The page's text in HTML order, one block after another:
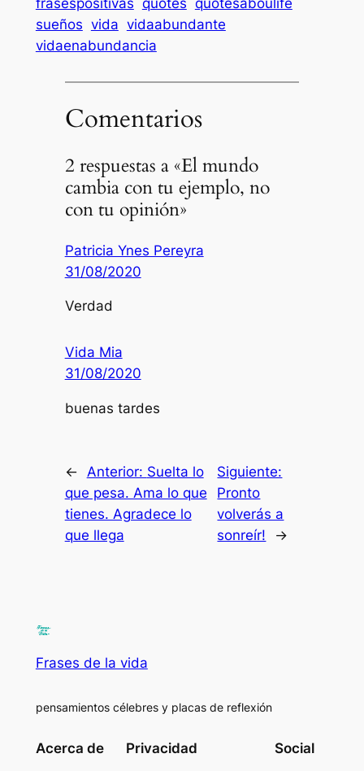
frasespositivas quotes quotesaboulife
sueños vida vidaabundante
vidaenabundancia
Comentarios
2 respuestas a «El mundo
cambia con tu ejemplo, no
con tu opinión»
Patricia Ynes Pereyra
31/08/2020
Verdad
Vida Mia
31/08/2020
buenas tardes
← Anterior: Suelta lo
que pesa. Ama lo que
tienes. Agradece lo
que llega
Siguiente:
Pronto
volverás a
sonreír!
→
Frases de la vida
pensamientos célebres y placas de reflexión
Acerca de Privacidad Social